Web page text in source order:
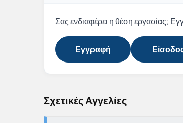
Σας ενδιαφέρει η θέση εργασίας;
Εγγραφή
Σχετικές Αγγελίες